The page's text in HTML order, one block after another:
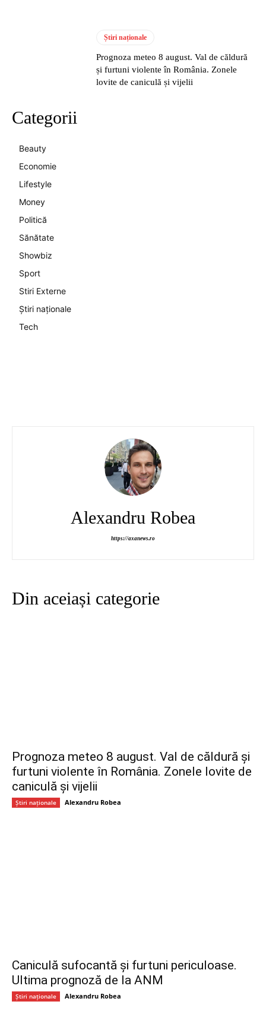
Știri naționale
Prognoza meteo 8 august. Val de căldură
și furtuni violente în România. Zonele
lovite de caniculă și vijelii
Categorii
Beauty
Economie
Lifestyle
Money
Politică
Sănătate
Showbiz
Sport
Stiri Externe
Știri naționale
Tech
Alexandru Robea
https://axanews.ro
Din aceiași categorie
Prognoza meteo 8 august. Val de căldură și
furtuni violente în România. Zonele lovite de
caniculă și vijelii
Știri naționale Alexandru Robea
Caniculă sufocantă și furtuni periculoase.
Ultima prognoză de la ANM
Știri naționale Alexandru Robea